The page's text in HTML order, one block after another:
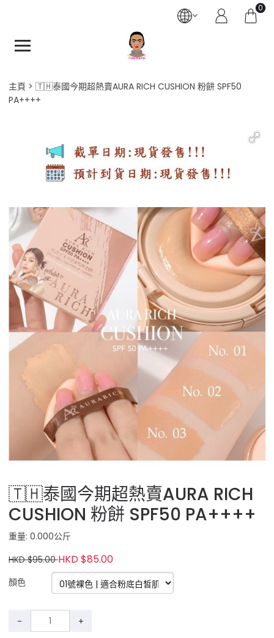
0
主頁
🇹🇭泰國今期超熱賣AURA RICH CUSHION 粉餅 SPF50
PA++++
🇹🇭泰國今期超熱賣AURA RICH
CUSHION 粉餅 SPF50 PA++++
重量: 0.000公斤
HKD $95.00HKD $85.00
顏色
- +